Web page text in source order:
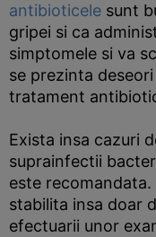
antibioticele sunt
gripei si ca
simptomele si va
se prezinta
tratament
Exista insa cazuri
suprainfectii
este
stabilita insa doar
efectuarii unor